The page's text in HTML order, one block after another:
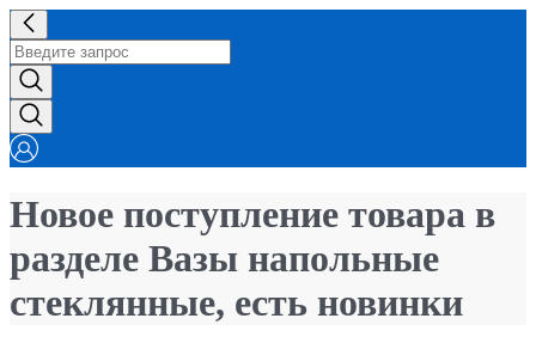
Новое поступление товара в
разделе Вазы напольные
стеклянные, есть новинки